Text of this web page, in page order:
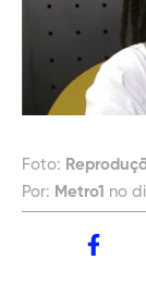
Foto:
Por: Metro1 no